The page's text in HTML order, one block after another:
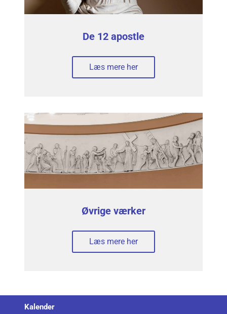
De 12 apostle
Læs mere her
Øvrige værker
Læs mere her
Kalender